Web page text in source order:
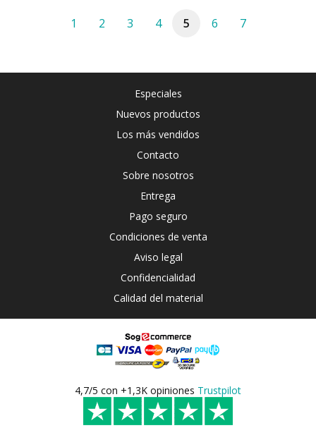
1 2 3 4 5 6 7
Especiales
Nuevos productos
Los más vendidos
Contacto
Sobre nosotros
Entrega
Pago seguro
Condiciones de venta
Aviso legal
Confidencialidad
Calidad del material
4,7/5 con +1,3K opiniones Trustpilot